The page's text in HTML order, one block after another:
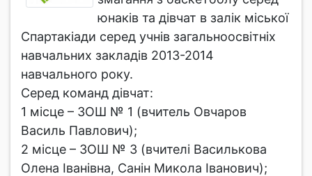
юнаків та дівчат в залік міської
Спартакіади серед учнів загальноосвітніх
навчальних закладів 2013-2014
навчального року.
Серед команд дівчат:
1 місце – ЗОШ № 1 (вчитель Овчаров
Василь Павлович);
2 місце – ЗОШ № 3 (вчителі Василькова
Олена Іванівна, Санін Микола Іванович);